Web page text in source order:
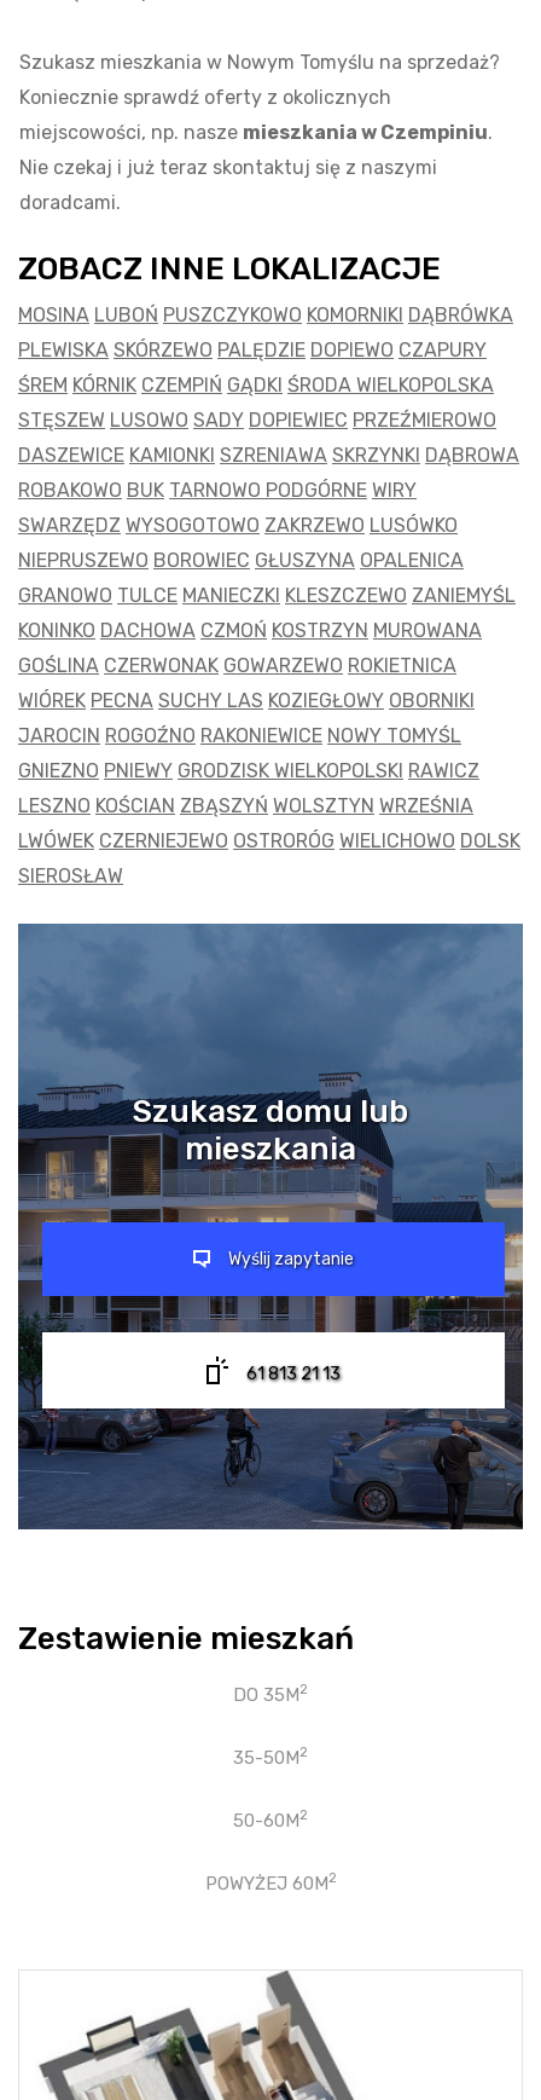
Szukasz mieszkania w Nowym Tomyślu na sprzedaż?
Koniecznie sprawdź oferty z okolicznych
miejscowości, np. nasze mieszkania w Czempiniu.
Nie czekaj i już teraz skontaktuj się z naszymi
doradcami.
ZOBACZ INNE LOKALIZACJE
MOSINA LUBOŃ PUSZCZYKOWO KOMORNIKI DĄBRÓWKA
PLEWISKA SKÓRZEWO PALĘDZIE DOPIEWO CZAPURY
ŚREM KÓRNIK CZEMPIŃ GĄDKI ŚRODA WIELKOPOLSKA
STĘSZEW LUSOWO SADY DOPIEWIEC PRZEŹMIEROWO
DASZEWICE KAMIONKI SZRENIAWA SKRZYNKI DĄBROWA
ROBAKOWO BUK TARNOWO PODGÓRNE WIRY
SWARZĘDZ WYSOGOTOWO ZAKRZEWO LUSÓWKO
NIEPRUSZEWO BOROWIEC GŁUSZYNA OPALENICA
GRANOWO TULCE MANIECZKI KLESZCZEWO ZANIEMYŚL
KONINKO DACHOWA CZMOŃ KOSTRZYN MUROWANA
GOŚLINA CZERWONAK GOWARZEWO ROKIETNICA
WIÓREK PECNA SUCHY LAS KOZIEGŁOWY OBORNIKI
JAROCIN ROGOŹNO RAKONIEWICE NOWY TOMYŚL
GNIEZNO PNIEWY GRODZISK WIELKOPOLSKI RAWICZ
LESZNO KOŚCIAN ZBĄSZYŃ WOLSZTYN WRZEŚNIA
LWÓWEK CZERNIEJEWO OSTRORÓG WIELICHOWO DOLSK
SIEROSŁAW
Szukasz domu lub
mieszkania
Wyślij zapytanie
61 813 21 13
Zestawienie mieszkań
DO 35M2
35-50M2
50-60M2
POWYŻEJ 60M2